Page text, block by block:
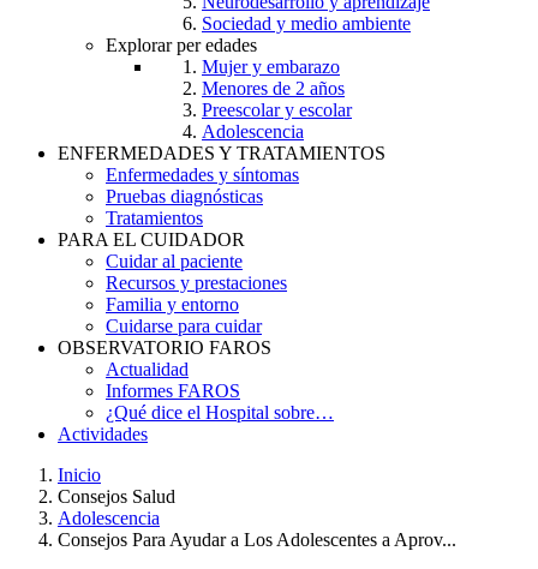
Sociedad y medio ambiente
Explorar per edades
Mujer y embarazo
Menores de 2 años
Preescolar y escolar
Adolescencia
ENFERMEDADES Y TRATAMIENTOS
Enfermedades y síntomas
Pruebas diagnósticas
Tratamientos
PARA EL CUIDADOR
Cuidar al paciente
Recursos y prestaciones
Familia y entorno
Cuidarse para cuidar
OBSERVATORIO FAROS
Actualidad
Informes FAROS
¿Qué dice el Hospital sobre…
Actividades
Breadcrumb
Inicio
Consejos Salud
Adolescencia
Consejos Para Ayudar a Los Adolescentes a Aprov...